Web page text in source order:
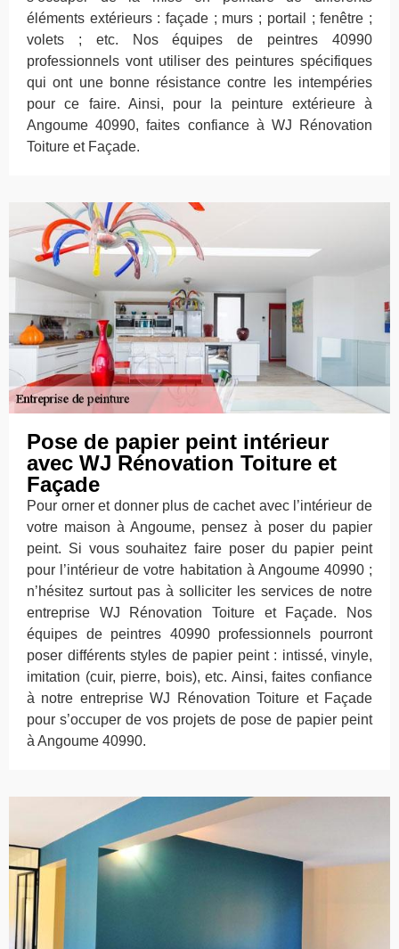
éléments extérieurs : façade ; murs ; portail ; fenêtre ;
volets ; etc. Nos équipes de peintres 40990
professionnels vont utiliser des peintures spécifiques
qui ont une bonne résistance contre les intempéries
pour ce faire. Ainsi, pour la peinture extérieure à
Angoume 40990, faites confiance à WJ Rénovation
Toiture et Façade.
Pose de papier peint intérieur
avec WJ Rénovation Toiture et
Façade
Pour orner et donner plus de cachet avec l’intérieur de
votre maison à Angoume, pensez à poser du papier
peint. Si vous souhaitez faire poser du papier peint
pour l’intérieur de votre habitation à Angoume 40990 ;
n’hésitez surtout pas à solliciter les services de notre
entreprise WJ Rénovation Toiture et Façade. Nos
équipes de peintres 40990 professionnels pourront
poser différents styles de papier peint : intissé, vinyle,
imitation (cuir, pierre, bois), etc. Ainsi, faites confiance
à notre entreprise WJ Rénovation Toiture et Façade
pour s’occuper de vos projets de pose de papier peint
à Angoume 40990.